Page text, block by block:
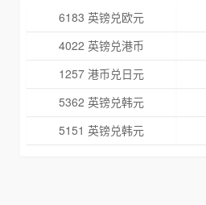
6183 英镑兑欧元
4022 英镑兑港币
1257 港币兑日元
5362 英镑兑韩元
5151 英镑兑韩元